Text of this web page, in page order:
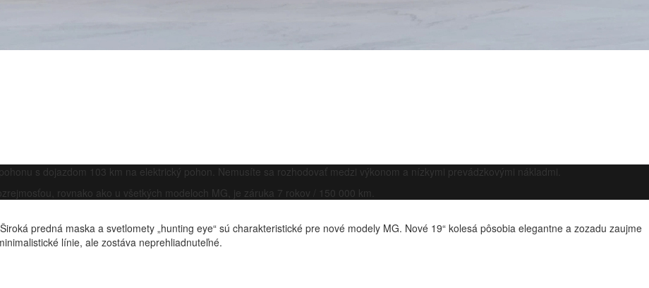
s dojazdom 103 km na elektrický pohon. Nemusíte sa rozhodovať medzi výkonom a nízkymi prevádzkovými nákladmi.
rovnako ako u všetkých modeloch MG, je záruka 7 rokov / 150 000 km.
predná maska a svetlomety „hunting eye“ sú charakteristické pre nové modely MG. Nové 19“ kolesá pôsobia elegantne a zozadu zaujme
línie, ale zostáva neprehliadnuteľné.